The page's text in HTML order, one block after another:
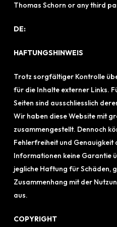
Thomas Schorn or any third
DE:
HAFTUNGSHINWEIS
Trotz sorgfältiger Kontrolle
für die Inhalte externer Links.
Seiten sind ausschliesslich
Wir haben diese Website mit
zusammengestellt. Dennoch
Fehlerfreiheit und Genauigkeit
Informationen keine Garantie
jegliche Haftung für Schäden,
Zusammenhang mit der
aus.
COPYRIGHT